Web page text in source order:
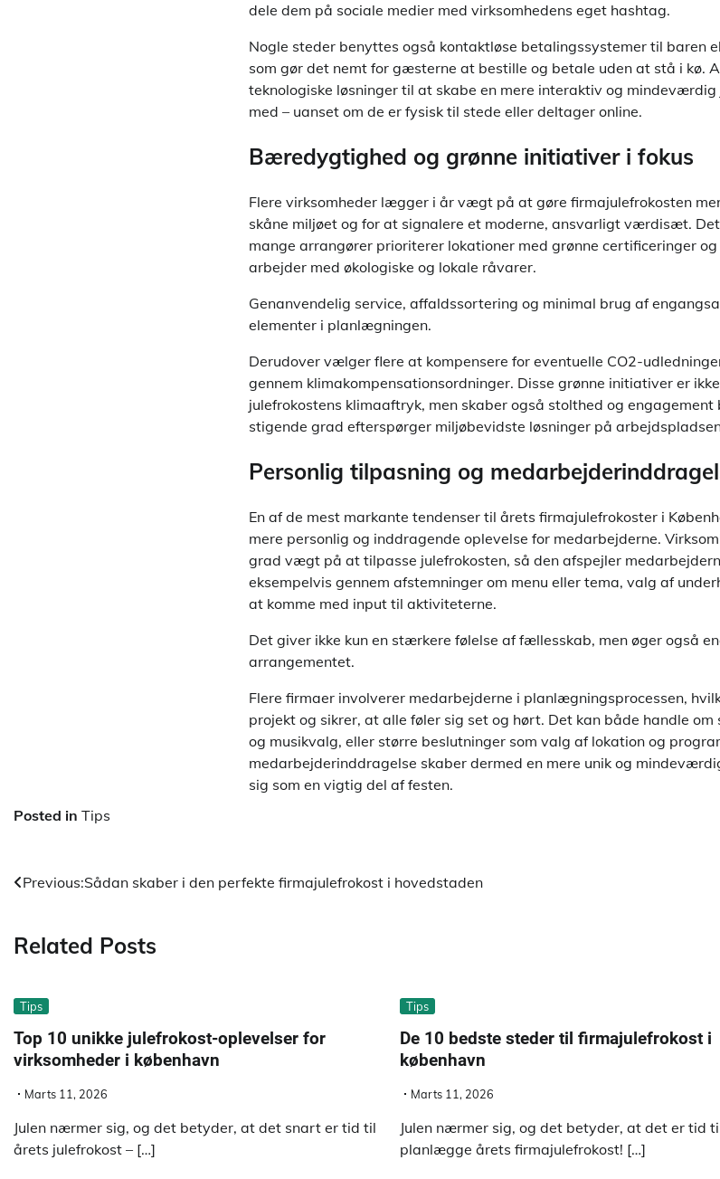
dele dem på sociale medier med virksomhedens eget hashtag.
Nogle steder benyttes også kontaktløse betalingssystemer til baren
som gør det nemt for gæsterne at bestille og betale uden at stå i kø.
teknologiske løsninger til at skabe en mere interaktiv og
med – uanset om de er fysisk til stede eller deltager online.
Bæredygtighed og grønne initiativer i fokus
Flere virksomheder lægger i år vægt på at gøre firmajulefrokosten
skåne miljøet og for at signalere et moderne, ansvarligt værdisæt.
mange arrangører prioriterer lokationer med grønne certificeringer
arbejder med økologiske og lokale råvarer.
Genanvendelig service, affaldssortering og minimal brug af
elementer i planlægningen.
Derudover vælger flere at kompensere for eventuelle CO2-
gennem klimakompensationsordninger. Disse grønne initiativer er
julefrokostens klimaaftryk, men skaber også stolthed og
stigende grad efterspørger miljøbevidste løsninger på
Personlig tilpasning og
En af de mest markante tendenser til årets firmajulefrokoster i
mere personlig og inddragende oplevelse for medarbejderne.
grad vægt på at tilpasse julefrokosten, så den afspejler
eksempelvis gennem afstemninger om menu eller tema, valg af
at komme med input til aktiviteterne.
Det giver ikke kun en stærkere følelse af fællesskab, men øger også
arrangementet.
Flere firmaer involverer medarbejderne i planlægningsprocessen,
projekt og sikrer, at alle føler sig set og hørt. Det kan både handle
og musikvalg, eller større beslutninger som valg af lokation og
medarbejderinddragelse skaber dermed en mere unik og
sig som en vigtig del af festen.
Posted in Tips
Indlægsnavigation
Previous:Sådan skaber i den perfekte firmajulefrokost i hovedstaden
Related Posts
Tips
Top 10 unikke julefrokost-oplevelser for
virksomheder i københavn
Marts 11, 2026
Julen nærmer sig, og det betyder, at det snart er tid til
årets julefrokost – […]
Tips
De 10 bedste steder til firmajulefrokost i
københavn
Marts 11, 2026
Julen nærmer sig, og det betyder, at det er tid
planlægge årets firmajulefrokost! […]